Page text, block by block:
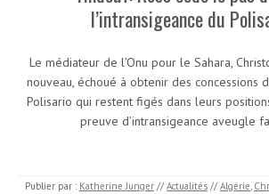
l’intransigeance du
Le médiateur de l’Onu pour le Sahara,
nouveau, échoué à obtenir des concessions
Polisario qui restent figés dans leurs
preuve d’intransigeance aveugle
Publier par : Katherine Junger // Actualités // Algérie,